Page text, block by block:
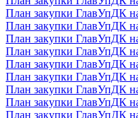
План закупки ГлавУпДК
План закупки ГлавУпДК
План закупки ГлавУпДК
План закупки ГлавУпДК
План закупки ГлавУпДК
План закупки ГлавУпДК
План закупки ГлавУпДК
План закупки ГлавУпДК
План закупки ГлавУпДК